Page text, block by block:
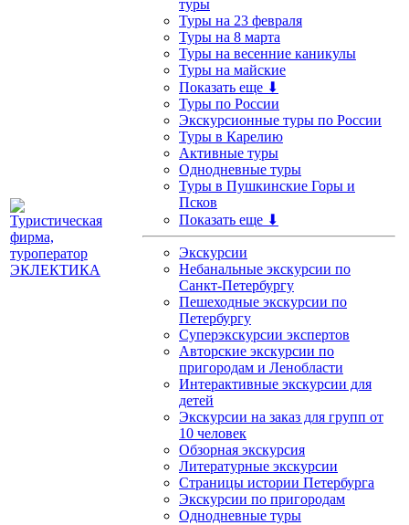
туры
Туры на 23 февраля
Туры на 8 марта
Туры на весенние каникулы
Туры на майские
Показать еще ⬇
Туры по России
Экскурсионные туры по России
Туры в Карелию
Активные туры
Однодневные туры
Туры в Пушкинские Горы и
Псков
Показать еще ⬇
Экскурсии
Небанальные экскурсии по
Санкт-Петербургу
Пешеходные экскурсии по
Петербургу
Суперэкскурсии экспертов
Авторские экскурсии по
пригородам и Ленобласти
Интерактивные экскурсии для
детей
Экскурсии на заказ для групп от
10 человек
Обзорная экскурсия
Литературные экскурсии
Страницы истории Петербурга
Экскурсии по пригородам
Однодневные туры